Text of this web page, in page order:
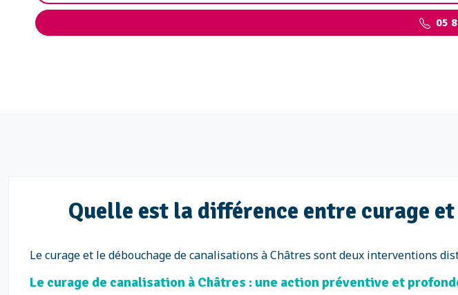
05
Quelle est la différence entre curage
Le curage et le débouchage de canalisations à Châtres sont deux interventions
Le curage de canalisation à Châtres : une action préventive et